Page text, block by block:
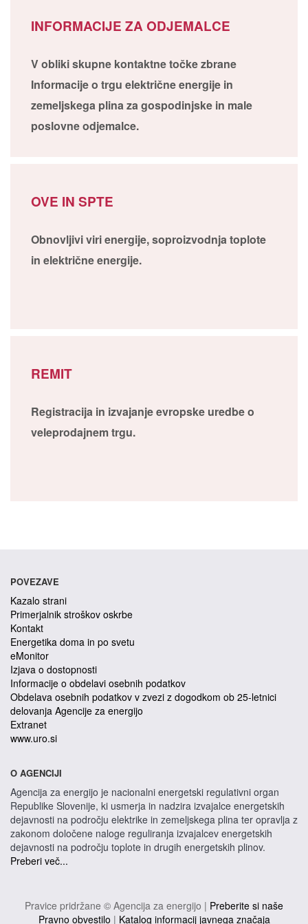
INFORMACIJE ZA ODJEMALCE
V obliki skupne kontaktne točke zbrane
Informacije o trgu električne energije in
zemeljskega plina za gospodinjske in male
poslovne odjemalce.
OVE IN SPTE
Obnovljivi viri energije, soproizvodnja toplote
in električne energije.
REMIT
Registracija in izvajanje evropske uredbe o
veleprodajnem trgu.
POVEZAVE
Kazalo strani
Primerjalnik stroškov oskrbe
Kontakt
Energetika doma in po svetu
eMonitor
Izjava o dostopnosti
Informacije o obdelavi osebnih podatkov
Obdelava osebnih podatkov v zvezi z dogodkom ob 25-letnici
delovanja Agencije za energijo
Extranet
www.uro.si
O AGENCIJI
Agencija za energijo je nacionalni energetski regulativni organ
Republike Slovenije, ki usmerja in nadzira izvajalce energetskih
dejavnosti na področju elektrike in zemeljskega plina ter opravlja z
zakonom določene naloge reguliranja izvajalcev energetskih
dejavnosti na področju toplote in drugih energetskih plinov.
Preberi več...
Pravice pridržane © Agencija za energijo | Preberite si naše
Pravno obvestilo | Katalog informacij javnega značaja